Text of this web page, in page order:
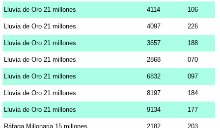
Lluvia de Oro 21 millones 4114 106
Lluvia de Oro 21 millones 4097 226
Lluvia de Oro 21 millones 3657 188
Lluvia de Oro 21 millones 2868 070
Lluvia de Oro 21 millones 6832 097
Lluvia de Oro 21 millones 8197 184
Lluvia de Oro 21 millones 9134 177
Ráfaga Millonaria 15 millones 2182 203